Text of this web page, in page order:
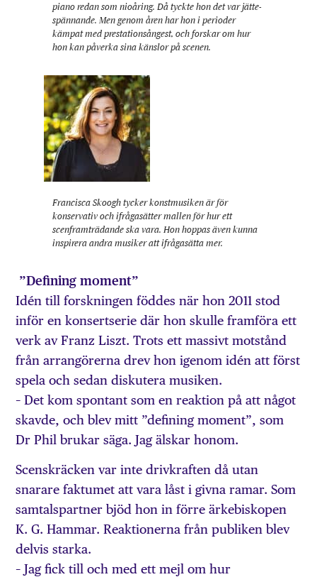
piano redan som nioåring. Då tyckte hon det var jätte­
spännande. Men genom åren har hon i perioder
kämpat med prestations­ångest, och forskar om hur
hon kan påverka sina känslor på scenen.
Francisca Skoogh tycker konstmusiken är för
konservativ och ifrågasätter mallen för hur ett
scenframträdande ska vara. Hon hoppas även kunna
inspirera andra musiker att ifrågasätta mer.
”Defining moment”
Idén till forskningen föddes när hon 2011 stod
inför en konsertserie där hon skulle framföra ett
verk av Franz Liszt. Trots ett massivt motstånd
från arrangörerna drev hon igenom idén att först
spela och sedan diskutera musiken.
– Det kom spontant som en reaktion på att något
skavde, och blev mitt ”defining moment”, som
Dr Phil brukar säga. Jag älskar honom.
Scenskräcken var inte drivkraften då utan
snarare faktumet att vara låst i givna ramar. Som
samtalspartner bjöd hon in förre ärkebiskopen
K. G. Hammar. Reaktionerna från publiken blev
delvis starka.
– Jag fick till och med ett mejl om hur